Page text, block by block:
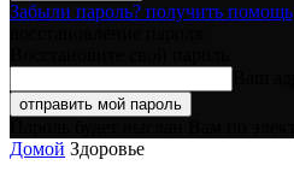
Забыли пароль? получить помощь
Домой Здоровье